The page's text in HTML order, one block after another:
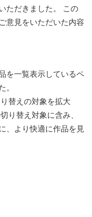
ただきました。 この
意見をいただいた内容
を一覧表示しているペ
。
替えの対象を拡大
り替え対象に含み、
、より快適に作品を見